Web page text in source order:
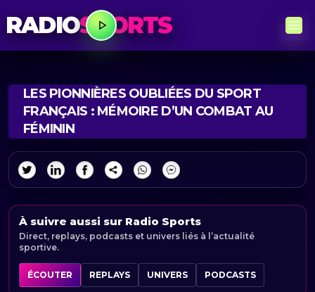
RADIOSPORTS
LES PIONNIÈRES OUBLIÉES DU SPORT
FRANÇAIS : MÉMOIRE D’UN COMBAT AU
FÉMININ
À suivre aussi sur Radio Sports
Direct, replays, podcasts et univers liés à l’actualité
sportive.
ÉCOUTER REPLAYS UNIVERS PODCASTS